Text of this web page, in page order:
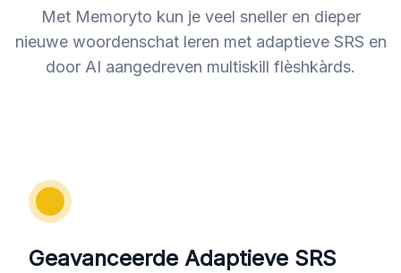
Met Memoryto kun je veel sneller en dieper
nieuwe woordenschat leren met adaptieve SRS en
door AI aangedreven multiskill flèshkàrds.
Geavanceerde Adaptieve SRS